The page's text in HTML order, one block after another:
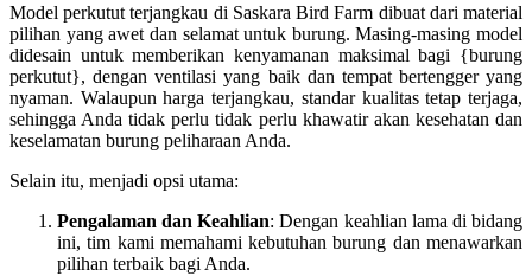
Model perkutut terjangkau di Saskara Bird Farm dibuat dari material
pilihan yang awet dan selamat untuk burung. Masing-masing model
didesain untuk memberikan kenyamanan maksimal bagi {burung
perkutut}, dengan ventilasi yang baik dan tempat bertengger yang
nyaman. Walaupun harga terjangkau, standar kualitas tetap terjaga,
sehingga Anda tidak perlu tidak perlu khawatir akan kesehatan dan
keselamatan burung peliharaan Anda.
Selain itu, menjadi opsi utama:
Pengalaman dan Keahlian: Dengan keahlian lama di bidang
ini, tim kami memahami kebutuhan burung dan menawarkan
pilihan terbaik bagi Anda.